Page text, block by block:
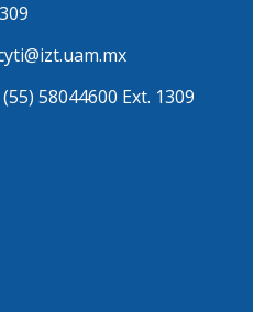
309
(55) 58044600 Ext. 1309